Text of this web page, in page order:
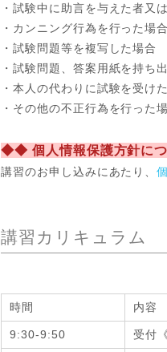
・試験中に助言を与えた者又
・カンニング行為を行った場合
・試験問題等を複写した場合
・試験問題、答案用紙を持ち
・本人の代わりに試験を受け
・その他の不正行為を行った
◆◆ 個人情報保護方針に
講習のお申し込みにあたり、
講習カリキュラム
時間 内容
9:30-9:50 受付